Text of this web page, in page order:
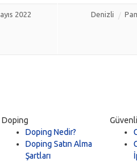
2022 Denizli
Doping
Doping Nedir?
Doping Satın Alma
Şartları